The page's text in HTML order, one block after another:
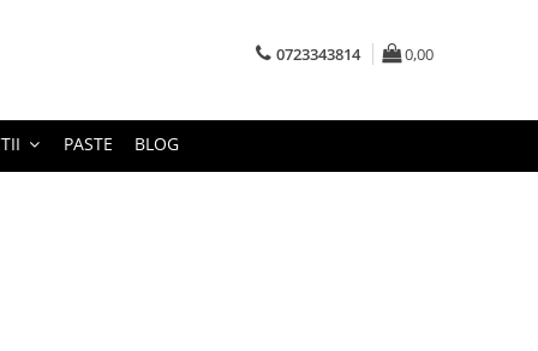
0723343814 0,00
PASTE BLOG